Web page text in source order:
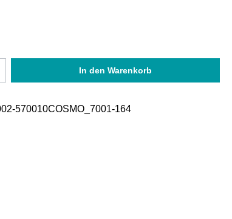
Gib den gewünschten Wert ein
In den Warenkorb
570010COSMO_7001-164